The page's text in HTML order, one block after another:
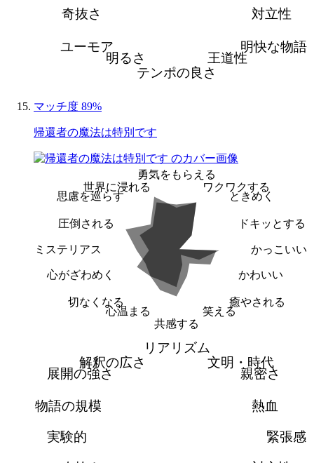
対立性
明快な物語
王道性
テンポの良さ
明るさ
ユーモア
奇抜さ
マッチ度 89%
帰還者の魔法は特別です
勇気をもらえる
ワクワクする
ときめく
ドキッとする
かっこいい
かわいい
癒やされる
笑える
共感する
心温まる
切なくなる
心がざわめく
ミステリアス
圧倒される
思慮を巡らす
世界に浸れる
リアリズム
文明・時代
親密さ
熱血
緊張感
実験的
物語の規模
展開の強さ
解釈の広さ